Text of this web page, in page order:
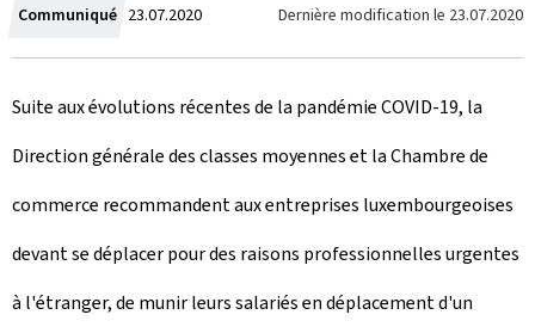
Communiqué C
r
é
e
l
e
23.07.2020 Dernière modification le 23.07.2020
Suite aux évolutions récentes de la pandémie COVID-19, la
Direction générale des classes moyennes et la Chambre de
commerce recommandent aux entreprises luxembourgeoises
devant se déplacer pour des raisons professionnelles urgentes
à l'étranger, de munir leurs salariés en déplacement d'un